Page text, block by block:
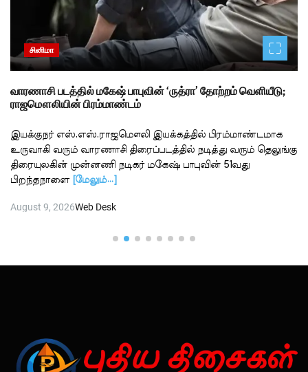
சினிமா
வாரணாசி படத்தில் மகேஷ் பாபுவின் ‘ருத்ரா’ தோற்றம் வெளியீடு;
ராஜமௌலியின் பிரம்மாண்டம்
இயக்குநர் எஸ்.எஸ்.ராஜமௌலி இயக்கத்தில் பிரம்மாண்டமாக
உருவாகி வரும் வாரணாசி திரைப்படத்தில் நடித்து வரும் தெலுங்கு
திரையுலகின் முன்னணி நடிகர் மகேஷ் பாபுவின் 51வது
பிறந்தநாளை [மேலும்…]
August 9, 2026Web Desk